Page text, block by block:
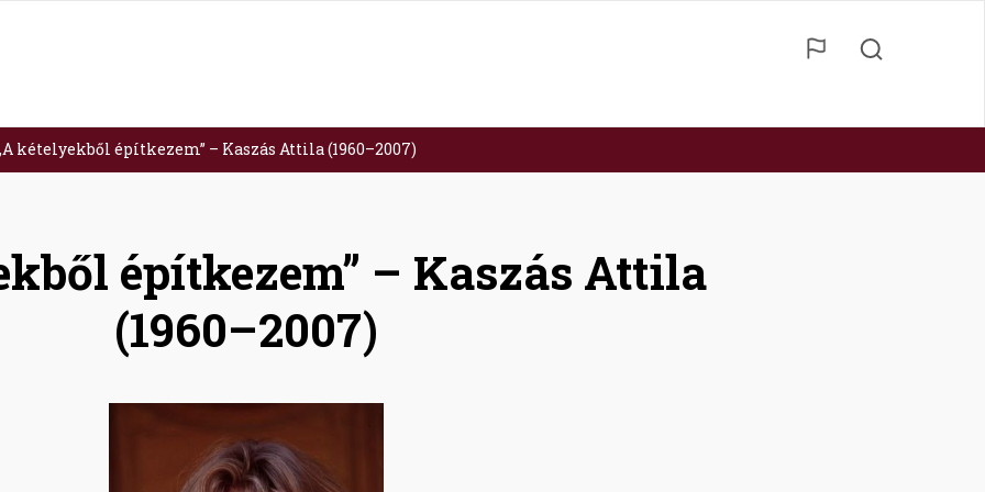
kételyekből építkezem” – Kaszás Attila (1960–2007)
építkezem” – Kaszás Attila
(1960–2007)